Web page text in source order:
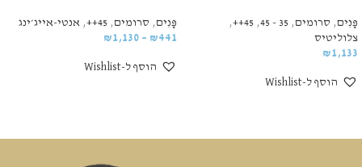
פָּנִים, סרומים,
35 - 45
,
45++
,
צלוליטיס
₪1,133
הוסף ל-Wishlist
פָּנִים, סרומים,
45++
, אנטי-אייג׳ינג
₪441
–
₪1,130
הוסף ל-Wishlist